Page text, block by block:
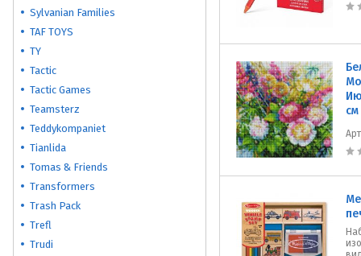
Sylvanian Families
TAF TOYS
TY
Tactic
Tactic Games
Teamsterz
Teddykompaniet
Tianlida
Tomas & Friends
Transformers
Trash Pack
Trefl
Trudi
см